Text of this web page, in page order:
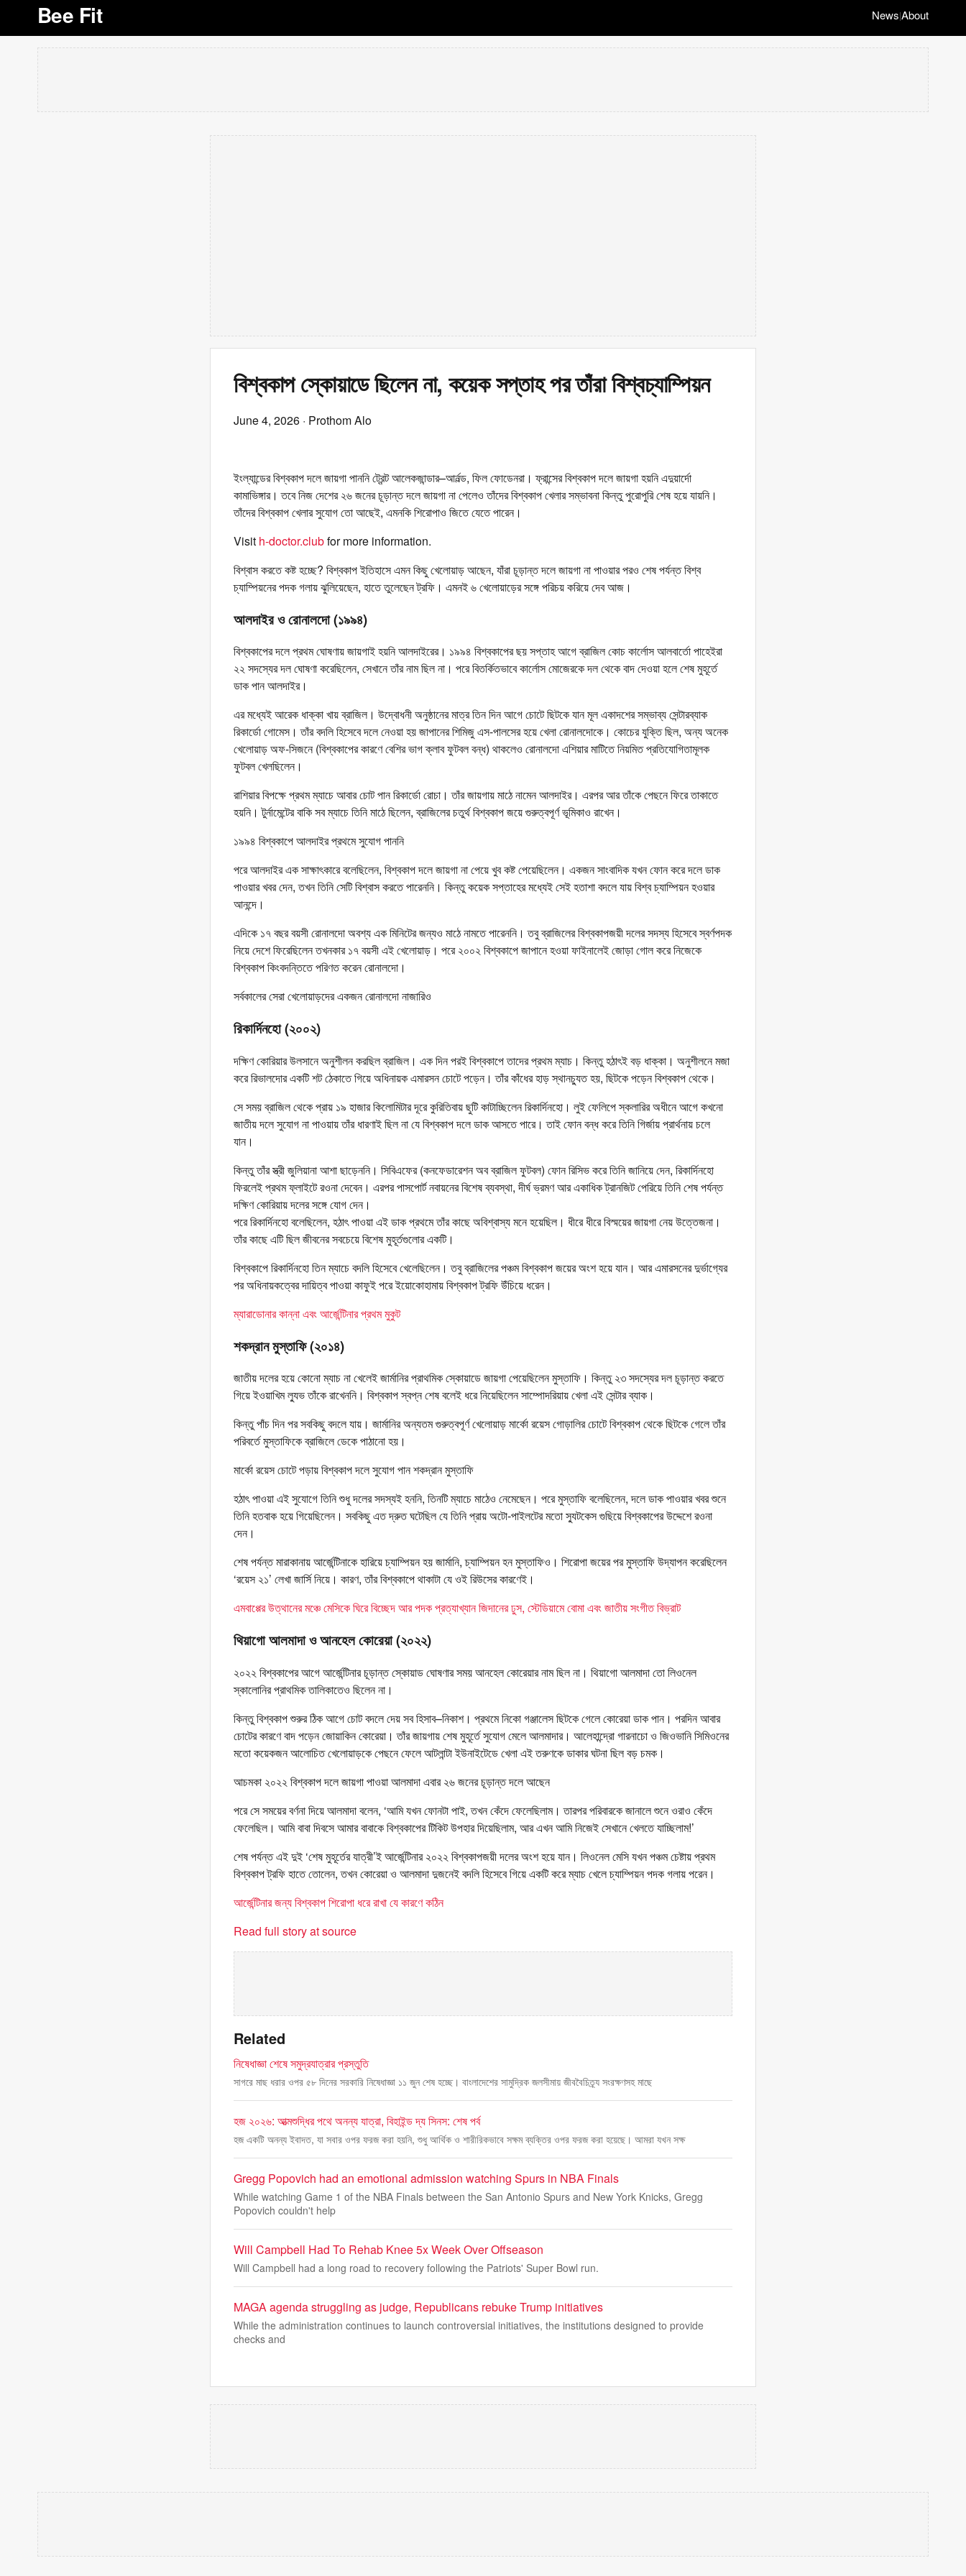
Bee Fit News|About
বিশ্বকাপ স্কোয়াডে ছিলেন না, কয়েক সপ্তাহ পর তাঁরা বিশ্বচ্যাম্পিয়ন
June 4, 2026 · Prothom Alo
ইংল্যান্ডের বিশ্বকাপ দলে জায়গা পাননি ট্রেন্ট আলেকজান্ডার–আর্নল্ড, ফিল ফোডেনরা। ফ্রান্সের বিশ্বকাপ দলে জায়গা হয়নি এদুয়ার্দো
কামাভিঙ্গার। তবে নিজ দেশের ২৬ জনের চূড়ান্ত দলে জায়গা না পেলেও তাঁদের বিশ্বকাপ খেলার সম্ভাবনা কিন্তু পুরোপুরি শেষ হয়ে যায়নি।
তাঁদের বিশ্বকাপ খেলার সুযোগ তো আছেই, এমনকি শিরোপাও জিতে যেতে পারেন।
Visit h-doctor.clubfor more information.
বিশ্বাস করতে কষ্ট হচ্ছে? বিশ্বকাপ ইতিহাসে এমন কিছু খেলোয়াড় আছেন, যাঁরা চূড়ান্ত দলে জায়গা না পাওয়ার পরও শেষ পর্যন্ত বিশ্ব
চ্যাম্পিয়নের পদক গলায় ঝুলিয়েছেন, হাতে তুলেছেন ট্রফি। এমনই ৬ খেলোয়াড়ের সঙ্গে পরিচয় করিয়ে দেব আজ।
আলদাইর ও রোনালদো (১৯৯৪)
বিশ্বকাপের দলে প্রথম ঘোষণায় জায়গাই হয়নি আলদাইরের। ১৯৯৪ বিশ্বকাপের ছয় সপ্তাহ আগে ব্রাজিল কোচ কার্লোস আলবার্তো পাহেইরা
২২ সদস্যের দল ঘোষণা করেছিলেন, সেখানে তাঁর নাম ছিল না। পরে বিতর্কিতভাবে কার্লোস মোজেরকে দল থেকে বাদ দেওয়া হলে শেষ মুহূর্তে
ডাক পান আলদাইর।
এর মধ্যেই আরেক ধাক্কা খায় ব্রাজিল। উদ্বোধনী অনুষ্ঠানের মাত্র তিন দিন আগে চোটে ছিটকে যান মূল একাদশের সম্ভাব্য সেন্টারব্যাক
রিকার্ডো গোমেস। তাঁর বদলি হিসেবে দলে নেওয়া হয় জাপানের শিমিজু এস-পালসের হয়ে খেলা রোনালদোকে। কোচের যুক্তি ছিল, অন্য অনেক
খেলোয়াড় অফ-সিজনে (বিশ্বকাপের কারণে বেশির ভাগ ক্লাব ফুটবল বন্ধ) থাকলেও রোনালদো এশিয়ার মাটিতে নিয়মিত প্রতিযোগিতামূলক
ফুটবল খেলছিলেন।
রাশিয়ার বিপক্ষে প্রথম ম্যাচে আবার চোট পান রিকার্ডো রোচা। তাঁর জায়গায় মাঠে নামেন আলদাইর। এরপর আর তাঁকে পেছনে ফিরে তাকাতে
হয়নি। টুর্নামেন্টের বাকি সব ম্যাচে তিনি মাঠে ছিলেন, ব্রাজিলের চতুর্থ বিশ্বকাপ জয়ে গুরুত্বপূর্ণ ভূমিকাও রাখেন।
১৯৯৪ বিশ্বকাপে আলদাইর প্রথমে সুযোগ পাননি
পরে আলদাইর এক সাক্ষাৎকারে বলেছিলেন, বিশ্বকাপ দলে জায়গা না পেয়ে খুব কষ্ট পেয়েছিলেন। একজন সাংবাদিক যখন ফোন করে দলে ডাক
পাওয়ার খবর দেন, তখন তিনি সেটি বিশ্বাস করতে পারেননি। কিন্তু কয়েক সপ্তাহের মধ্যেই সেই হতাশা বদলে যায় বিশ্ব চ্যাম্পিয়ন হওয়ার
আনন্দে।
এদিকে ১৭ বছর বয়সী রোনালদো অবশ্য এক মিনিটের জন্যও মাঠে নামতে পারেননি। তবু ব্রাজিলের বিশ্বকাপজয়ী দলের সদস্য হিসেবে স্বর্ণপদক
নিয়ে দেশে ফিরেছিলেন তখনকার ১৭ বয়সী এই খেলোয়াড়। পরে ২০০২ বিশ্বকাপে জাপানে হওয়া ফাইনালেই জোড়া গোল করে নিজেকে
বিশ্বকাপ কিংবদন্তিতে পরিণত করেন রোনালদো।
সর্বকালের সেরা খেলোয়াড়দের একজন রোনালদো নাজারিও
রিকার্দিনহো (২০০২)
দক্ষিণ কোরিয়ার উলসানে অনুশীলন করছিল ব্রাজিল। এক দিন পরই বিশ্বকাপে তাদের প্রথম ম্যাচ। কিন্তু হঠাৎই বড় ধাক্কা। অনুশীলনে মজা
করে রিভালদোর একটি শট ঠেকাতে গিয়ে অধিনায়ক এমারসন চোটে পড়েন। তাঁর কাঁধের হাড় স্থানচ্যুত হয়, ছিটকে পড়েন বিশ্বকাপ থেকে।
সে সময় ব্রাজিল থেকে প্রায় ১৯ হাজার কিলোমিটার দূরে কুরিতিবায় ছুটি কাটাচ্ছিলেন রিকার্দিনহো। লুই ফেলিপে স্কলারির অধীনে আগে কখনো
জাতীয় দলে সুযোগ না পাওয়ায় তাঁর ধারণাই ছিল না যে বিশ্বকাপ দলে ডাক আসতে পারে। তাই ফোন বন্ধ করে তিনি গির্জায় প্রার্থনায় চলে
যান।
কিন্তু তাঁর স্ত্রী জুলিয়ানা আশা ছাড়েননি। সিবিএফের (কনফেডারেশন অব ব্রাজিল ফুটবল) ফোন রিসিভ করে তিনি জানিয়ে দেন, রিকার্দিনহো
ফিরলেই প্রথম ফ্লাইটে রওনা দেবেন। এরপর পাসপোর্ট নবায়নের বিশেষ ব্যবস্থা, দীর্ঘ ভ্রমণ আর একাধিক ট্রানজিট পেরিয়ে তিনি শেষ পর্যন্ত
দক্ষিণ কোরিয়ায় দলের সঙ্গে যোগ দেন।
পরে রিকার্দিনহো বলেছিলেন, হঠাৎ পাওয়া এই ডাক প্রথমে তাঁর কাছে অবিশ্বাস্য মনে হয়েছিল। ধীরে ধীরে বিস্ময়ের জায়গা নেয় উত্তেজনা।
তাঁর কাছে এটি ছিল জীবনের সবচেয়ে বিশেষ মুহূর্তগুলোর একটি।
বিশ্বকাপে রিকার্দিনহো তিন ম্যাচে বদলি হিসেবে খেলেছিলেন। তবু ব্রাজিলের পঞ্চম বিশ্বকাপ জয়ের অংশ হয়ে যান। আর এমারসনের দুর্ভাগ্যের
পর অধিনায়কত্বের দায়িত্ব পাওয়া কাফুই পরে ইয়োকোহামায় বিশ্বকাপ ট্রফি উঁচিয়ে ধরেন।
ম্যারাডোনার কান্না এবং আর্জেন্টিনার প্রথম মুকুট
শকদ্রান মুস্তাফি (২০১৪)
জাতীয় দলের হয়ে কোনো ম্যাচ না খেলেই জার্মানির প্রাথমিক স্কোয়াডে জায়গা পেয়েছিলেন মুস্তাফি। কিন্তু ২৩ সদস্যের দল চূড়ান্ত করতে
গিয়ে ইওয়াখিম ল্যুভ তাঁকে রাখেননি। বিশ্বকাপ স্বপ্ন শেষ বলেই ধরে নিয়েছিলেন সাম্পোদরিয়ায় খেলা এই সেন্টার ব্যাক।
কিন্তু পাঁচ দিন পর সবকিছু বদলে যায়। জার্মানির অন্যতম গুরুত্বপূর্ণ খেলোয়াড় মার্কো রয়েস গোড়ালির চোটে বিশ্বকাপ থেকে ছিটকে গেলে তাঁর
পরিবর্তে মুস্তাফিকে ব্রাজিলে ডেকে পাঠানো হয়।
মার্কো রয়েস চোটে পড়ায় বিশ্বকাপ দলে সুযোগ পান শকদ্রান মুস্তাফি
হঠাৎ পাওয়া এই সুযোগে তিনি শুধু দলের সদস্যই হননি, তিনটি ম্যাচে মাঠেও নেমেছেন। পরে মুস্তাফি বলেছিলেন, দলে ডাক পাওয়ার খবর শুনে
তিনি হতবাক হয়ে গিয়েছিলেন। সবকিছু এত দ্রুত ঘটেছিল যে তিনি প্রায় অটো-পাইলটের মতো স্যুটকেস গুছিয়ে বিশ্বকাপের উদ্দেশে রওনা
দেন।
শেষ পর্যন্ত মারাকানায় আর্জেন্টিনাকে হারিয়ে চ্যাম্পিয়ন হয় জার্মানি, চ্যাম্পিয়ন হন মুস্তাফিও। শিরোপা জয়ের পর মুস্তাফি উদ্‌যাপন করেছিলেন
‘রয়েস ২১’ লেখা জার্সি নিয়ে। কারণ, তাঁর বিশ্বকাপে থাকাটা যে ওই রিউসের কারণেই।
এমবাপ্পের উত্থানের মঞ্চে মেসিকে ঘিরে বিচ্ছেদ আর পদক প্রত্যাখ্যানজিদানের ঢুস, স্টেডিয়ামে বোমা এবং জাতীয় সংগীত বিভ্রাট
থিয়াগো আলমাদা ও আনহেল কোরেয়া (২০২২)
২০২২ বিশ্বকাপের আগে আর্জেন্টিনার চূড়ান্ত স্কোয়াড ঘোষণার সময় আনহেল কোরেয়ার নাম ছিল না। থিয়াগো আলমাদা তো লিওনেল
স্কালোনির প্রাথমিক তালিকাতেও ছিলেন না।
কিন্তু বিশ্বকাপ শুরুর ঠিক আগে চোট বদলে দেয় সব হিসাব–নিকাশ। প্রথমে নিকো গঞ্জালেস ছিটকে গেলে কোরেয়া ডাক পান। পরদিন আবার
চোটের কারণে বাদ পড়েন জোয়াকিন কোরেয়া। তাঁর জায়গায় শেষ মুহূর্তে সুযোগ মেলে আলমাদার। আলেহান্দ্রো গারনাচো ও জিওভানি সিমিওনের
মতো কয়েকজন আলোচিত খেলোয়াড়কে পেছনে ফেলে আটলান্টা ইউনাইটেডে খেলা এই তরুণকে ডাকার ঘটনা ছিল বড় চমক।
আচমকা ২০২২ বিশ্বকাপ দলে জায়গা পাওয়া আলমাদা এবার ২৬ জনের চূড়ান্ত দলে আছেন
পরে সে সময়ের বর্ণনা দিয়ে আলমাদা বলেন, ‘আমি যখন ফোনটা পাই, তখন কেঁদে ফেলেছিলাম। তারপর পরিবারকে জানালে শুনে ওরাও কেঁদে
ফেলেছিল। আমি বাবা দিবসে আমার বাবাকে বিশ্বকাপের টিকিট উপহার দিয়েছিলাম, আর এখন আমি নিজেই সেখানে খেলতে যাচ্ছিলাম!’
শেষ পর্যন্ত এই দুই ‘শেষ মুহূর্তের যাত্রী’ই আর্জেন্টিনার ২০২২ বিশ্বকাপজয়ী দলের অংশ হয়ে যান। লিওনেল মেসি যখন পঞ্চম চেষ্টায় প্রথম
বিশ্বকাপ ট্রফি হাতে তোলেন, তখন কোরেয়া ও আলমাদা দুজনেই বদলি হিসেবে গিয়ে একটি করে ম্যাচ খেলে চ্যাম্পিয়ন পদক গলায় পরেন।
আর্জেন্টিনার জন্য বিশ্বকাপ শিরোপা ধরে রাখা যে কারণে কঠিন
Read full story at source
Related
নিষেধাজ্ঞা শেষে সমুদ্রযাত্রার প্রস্তুতি
সাগরে মাছ ধরার ওপর ৫৮ দিনের সরকারি নিষেধাজ্ঞা ১১ জুন শেষ হচ্ছে। বাংলাদেশের সামুদ্রিক জলসীমায় জীববৈচিত্র্য সংরক্ষণসহ মাছে
হজ ২০২৬: আত্মশুদ্ধির পথে অনন্য যাত্রা, বিহাইন্ড দ্য সিনস: শেষ পর্ব
হজ একটি অনন্য ইবাদত, যা সবার ওপর ফরজ করা হয়নি, শুধু আর্থিক ও শারীরিকভাবে সক্ষম ব্যক্তির ওপর ফরজ করা হয়েছে। আমরা যখন সক্ষ
Gregg Popovich had an emotional admission watching Spurs in NBA Finals
While watching Game 1 of the NBA Finals between the San Antonio Spurs and New York Knicks, Gregg
Popovich couldn't help
Will Campbell Had To Rehab Knee 5x Week Over Offseason
Will Campbell had a long road to recovery following the Patriots' Super Bowl run.
MAGA agenda struggling as judge, Republicans rebuke Trump initiatives
While the administration continues to launch controversial initiatives, the institutions designed to provide
checks and